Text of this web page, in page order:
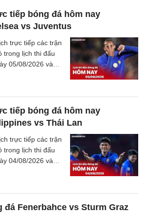
tiếp bóng đá hôm nay
vs Juventus
trực tiếp các trận
trong lịch thi đấu
05/08/2026 và
tiếp bóng đá hôm nay
vs Thái Lan
trực tiếp các trận
trong lịch thi đấu
04/08/2026 và
đá Fenerbahce vs Sturm Graz